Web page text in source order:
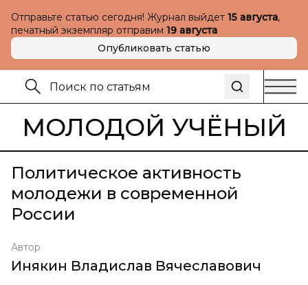
Отправьте статью сегодня! Журнал выйдет 15 августа,
печатный экземпляр отправим 19 августа
Опубликовать статью
МОЛОДОЙ УЧЁНЫЙ
Политическое активность
молодежи в современной
России
Автор
Инякин Владислав Вячеславович